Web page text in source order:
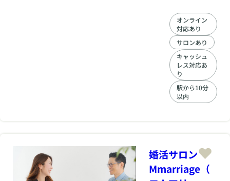
しても年間で２～3
名くらいしか異性と
出会えないというお
話をたくさん伺いま
す。過去に他の結婚
相談所に入会したこ
とがある方なら身に
覚えがあるのではな
いでしょうか？ 他の
相談所からの乗り換
必ず毎月1名～3名の
方と出会える環境』
だからという理由で
オンライン
対応あり
サロンあり
キャッシュ
レス対応あ
り
駅から10分
以内
婚活サロン
Mmarriage（